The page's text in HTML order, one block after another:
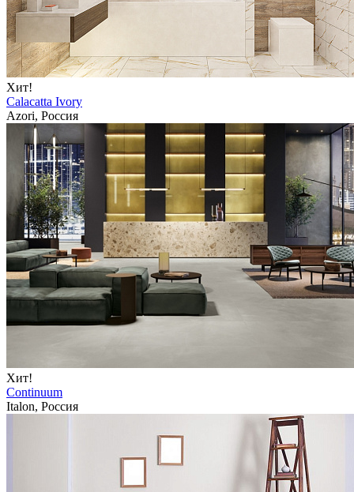
Хит!
Calacatta Ivory
Azori, Россия
Хит!
Continuum
Italon, Россия